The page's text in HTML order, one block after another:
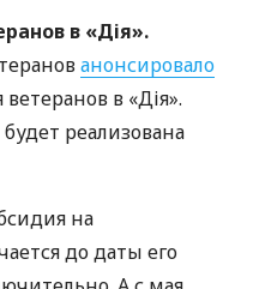
в «Дія».
анонсировало
в «Дія».
реализована
на
до даты его